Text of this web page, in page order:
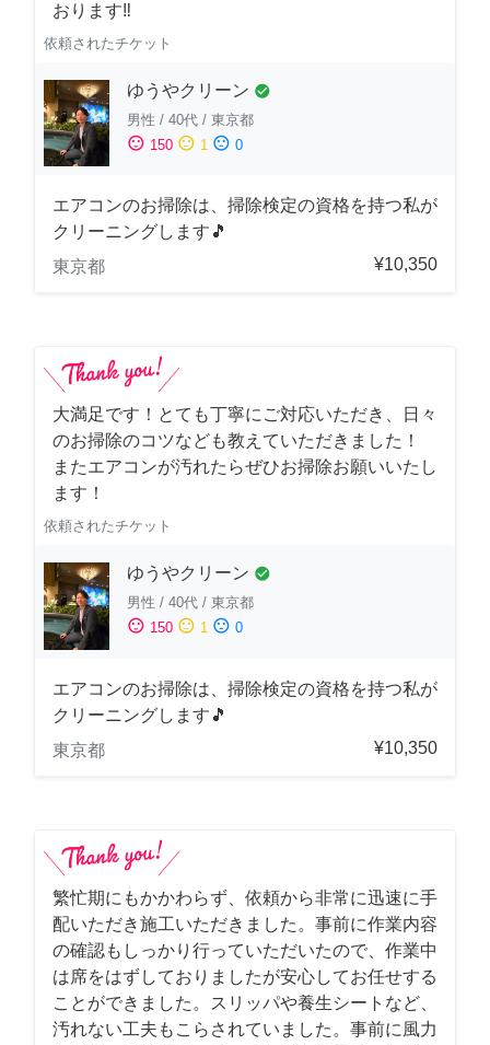
おります‼️
依頼されたチケット
ゆうやクリーン check_circle
男性 / 40代 / 東京都
sentiment_satisfied 150 sentiment_neutral 1 sentiment_dissatisfied 0
エアコンのお掃除は、掃除検定の資格を持つ私が
クリーニングします🎵
東京都
¥10,350
大満足です！とても丁寧にご対応いただき、日々
のお掃除のコツなども教えていただきました！
またエアコンが汚れたらぜひお掃除お願いいたし
ます！
依頼されたチケット
ゆうやクリーン check_circle
男性 / 40代 / 東京都
sentiment_satisfied 150 sentiment_neutral 1 sentiment_dissatisfied 0
エアコンのお掃除は、掃除検定の資格を持つ私が
クリーニングします🎵
東京都
¥10,350
繁忙期にもかかわらず、依頼から非常に迅速に手
配いただき施工いただきました。事前に作業内容
の確認もしっかり行っていただいたので、作業中
は席をはずしておりましたが安心してお任せする
ことができました。スリッパや養生シートなど、
汚れない工夫もこらされていました。事前に風力